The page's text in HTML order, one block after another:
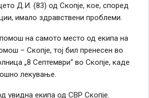
Д.И. (83) од Скопје, кое, според
имало здравствени проблеми.
на самото место од екипа на
– Скопје, тој бил пренесен во
„8 Септември“ во Скопје, каде
лекување.
увидна екипа од СВР Скопје.